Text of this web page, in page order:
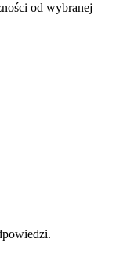
od wybranej